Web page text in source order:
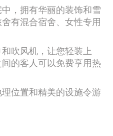
，拥有华丽的装饰和雪
有混合宿舍、女性专用
吹风机，让您轻装上
的客人可以免费享用热
位置和精美的设施令游